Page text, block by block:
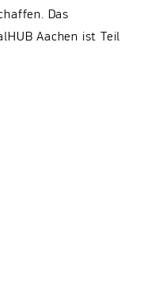
Das
Aachen ist Teil